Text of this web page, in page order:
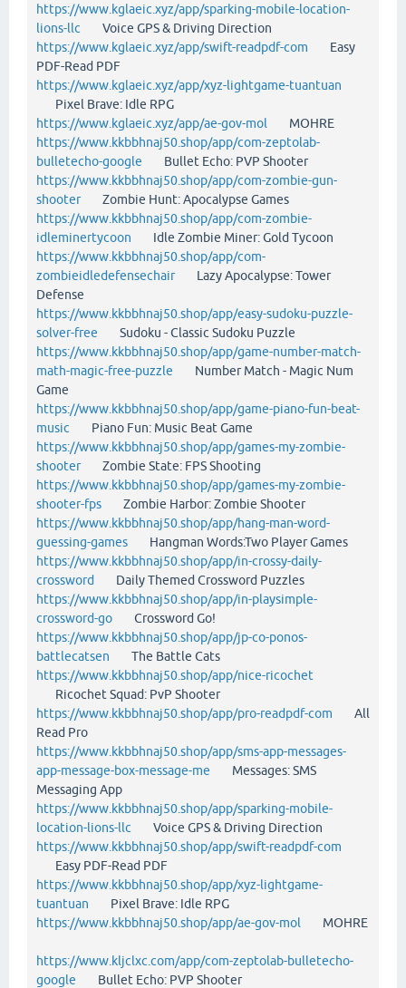
https://www.kglaeic.xyz/app/sparking-mobile-location-
lions-llc Voice GPS & Driving Direction
https://www.kglaeic.xyz/app/swift-readpdf-com Easy
PDF-Read PDF
https://www.kglaeic.xyz/app/xyz-lightgame-tuantuan
Pixel Brave: Idle RPG
https://www.kglaeic.xyz/app/ae-gov-mol MOHRE
https://www.kkbbhnaj50.shop/app/com-zeptolab-
bulletecho-google Bullet Echo: PVP Shooter
https://www.kkbbhnaj50.shop/app/com-zombie-gun-
shooterZombie Hunt: Apocalypse Games
https://www.kkbbhnaj50.shop/app/com-zombie-
idleminertycoon Idle Zombie Miner: Gold Tycoon
https://www.kkbbhnaj50.shop/app/com-
zombieidledefensechairLazy Apocalypse: Tower
Defense
https://www.kkbbhnaj50.shop/app/easy-sudoku-puzzle-
solver-free Sudoku - Classic Sudoku Puzzle
https://www.kkbbhnaj50.shop/app/game-number-match-
math-magic-free-puzzle Number Match - Magic Num
Game
https://www.kkbbhnaj50.shop/app/game-piano-fun-beat-
music Piano Fun: Music Beat Game
https://www.kkbbhnaj50.shop/app/games-my-zombie-
shooterZombie State: FPS Shooting
https://www.kkbbhnaj50.shop/app/games-my-zombie-
shooter-fps Zombie Harbor: Zombie Shooter
https://www.kkbbhnaj50.shop/app/hang-man-word-
guessing-games Hangman Words:Two Player Games
https://www.kkbbhnaj50.shop/app/in-crossy-daily-
crossword
Daily Themed Crossword Puzzles
https://www.kkbbhnaj50.shop/app/in-playsimple-
crossword-go Crossword Go!
https://www.kkbbhnaj50.shop/app/jp-co-ponos-
battlecatsen The Battle Cats
https://www.kkbbhnaj50.shop/app/nice-ricochet
Ricochet Squad: PvP Shooter
https://www.kkbbhnaj50.shop/app/pro-readpdf-com All
Read Pro
https://www.kkbbhnaj50.shop/app/sms-app-messages-
app-message-box-message-me Messages: SMS
Messaging App
https://www.kkbbhnaj50.shop/app/sparking-mobile-
location-lions-llc Voice GPS & Driving Direction
https://www.kkbbhnaj50.shop/app/swift-readpdf-com
Easy PDF-Read PDF
https://www.kkbbhnaj50.shop/app/xyz-lightgame-
tuantuan Pixel Brave: Idle RPG
https://www.kkbbhnaj50.shop/app/ae-gov-mol MOHRE
https://www.kljclxc.com/app/com-zeptolab-bulletecho-
google Bullet Echo: PVP Shooter